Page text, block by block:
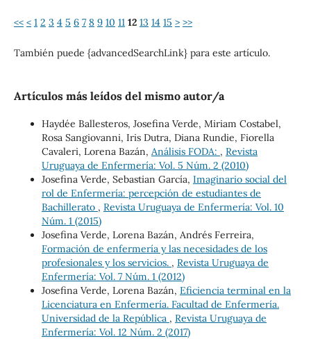
<< < 1 2 3 4 5 6 7 8 9 10 11 12 13 14 15 > >>
También puede {advancedSearchLink} para este artículo.
Artículos más leídos del mismo autor/a
Haydée Ballesteros, Josefina Verde, Miriam Costabel,
Rosa Sangiovanni, Iris Dutra, Diana Rundie, Fiorella
Cavaleri, Lorena Bazán, Análisis FODA: , Revista
Uruguaya de Enfermería: Vol. 5 Núm. 2 (2010)
Josefina Verde, Sebastian García, Imaginario social del
rol de Enfermería: percepción de estudiantes de
Bachillerato , Revista Uruguaya de Enfermería: Vol. 10
Núm. 1 (2015)
Josefina Verde, Lorena Bazán, Andrés Ferreira,
Formación de enfermería y las necesidades de los
profesionales y los servicios. , Revista Uruguaya de
Enfermería: Vol. 7 Núm. 1 (2012)
Josefina Verde, Lorena Bazán, Eficiencia terminal en la
Licenciatura en Enfermería. Facultad de Enfermería.
Universidad de la República , Revista Uruguaya de
Enfermería: Vol. 12 Núm. 2 (2017)